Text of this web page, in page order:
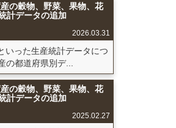
の穀物、野菜、果物、花
計データの追加
2026.03.31
いった生産統計データにつ
の都道府県別デ...
の穀物、野菜、果物、花
計データの追加
2025.02.27